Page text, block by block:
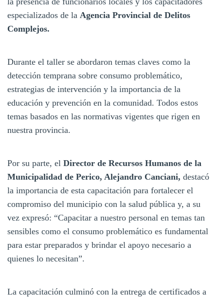
especializados de la Agencia Provincial de Delitos
Complejos.
Durante el taller se abordaron temas claves como la
detección temprana sobre consumo problemático,
estrategias de intervención y la importancia de la
educación y prevención en la comunidad. Todos estos
temas basados en las normativas vigentes que rigen en
nuestra provincia.
Por su parte, el Director de Recursos Humanos de la
Municipalidad de Perico, Alejandro Canciani, destacó
la importancia de esta capacitación para fortalecer el
compromiso del municipio con la salud pública y, a su
vez expresó: “Capacitar a nuestro personal en temas tan
sensibles como el consumo problemático es fundamental
para estar preparados y brindar el apoyo necesario a
quienes lo necesitan”.
La capacitación culminó con la entrega de certificados a